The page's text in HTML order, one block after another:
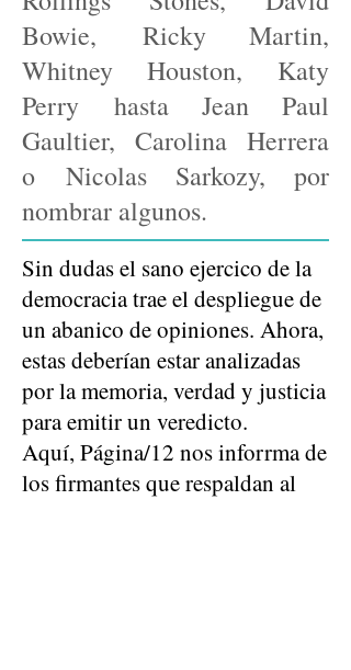
Bowie, Ricky Martin,
Whitney Houston, Katy
Perry hasta Jean Paul
Gaultier, Carolina Herrera
o Nicolas Sarkozy, por
nombrar algunos.
Sin dudas el sano ejercico de la
democracia trae el despliegue de
un abanico de opiniones. Ahora,
estas deberían estar analizadas
por la memoria, verdad y justicia
para emitir un veredicto.
Aquí, Página/12 nos inforrma de
los firmantes que respaldan al